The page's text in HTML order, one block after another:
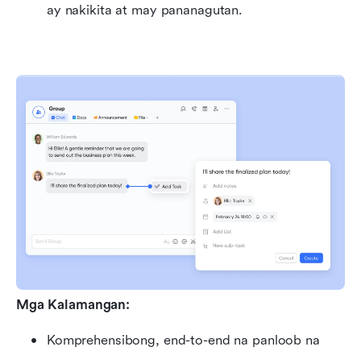
ay nakikita at may pananagutan.
Mga Kalamangan:
Komprehensibong, end-to-end na panloob na